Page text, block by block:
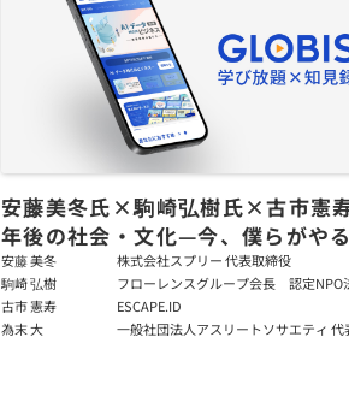
安藤美冬氏×駒崎弘樹氏×古市憲
年後の社会・文化—今、僕らがや
と」後編
安藤 美冬
株式会社スプリー 代表取締役
駒崎 弘樹
フローレンスグループ会長 認定NPO
ンス会長
古市 憲寿
ESCAPE.ID
為末 大
一般社団法人アスリートソサエティ 代